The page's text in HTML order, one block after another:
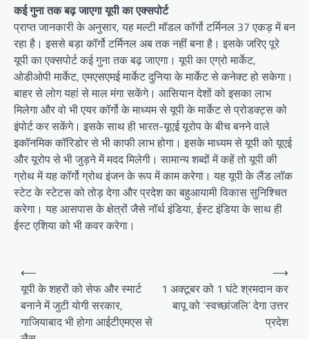
कई गुना तक बढ़ जाएगा यूपी का एक्सपोर्ट
प्राप्त जानकारी के अनुसार, यह मल्टी मॉडल कॉर्गो टर्मिनल 37 एकड़ में बन
रहा है। इससे बड़ा कॉर्गो टर्मिनल अब तक नहीं बना है। इसके जरिए पूरे
यूपी का एक्सपोर्ट कई गुना तक बढ़ जाएगा। यूपी का एग्रो मार्केट,
ओडीओपी मार्केट, एमएसएमई मार्केट दुनिया के मार्केट से कनेक्ट हो सकेगा।
बाहर से लोग यहां से माल मंगा सकेंगे। आसियान देशों को इसका लाभ
मिलेगा और वो भी एयर कॉर्गो के माध्यम से यूपी के मार्केट से प्रोडक्ट्स को
इंपोर्ट कर सकेंगे। इसके साथ ही भारत-यूएई यूरोप के बीच बनने वाले
इकॉनमिक कॉरिडोर से भी काफी लाभ होगा। इसके माध्यम से यूपी को यूएई
और यूरोप से भी जुड़ने में मदद मिलेगी। सामान्य शब्दों में कहें तो यूपी की
ग्रोथ में यह कॉर्गो ग्रोथ इंजन के रूप में काम करेगा। यह यूपी के लैंड लॉक
स्टेट के स्टेटस को तोड़ देगा और प्रदेश का बहुआयामी विकास सुनिश्चित
करेगा। यह आसपास के क्षेत्रों जैसे नॉर्थ इंडिया, ईस्ट इंडिया के साथ ही
ईस्ट एशिया को भी कवर करेगा।
Post
navigation
⟵
यूपी के शहरों को सेफ और स्मार्ट
बनाने में जुटी योगी सरकार,
गाजियाबाद भी होगा आईटीएमएस से
1 अक्टूबर को 1 घंटे श्रमदान कर
बापू को ‘स्वच्छांजलि’ देगा उत्तर
प्रदेश
⟶